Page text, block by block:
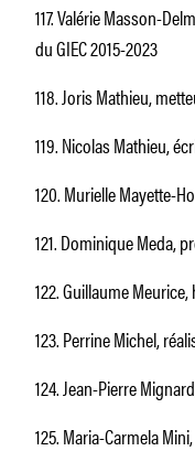
117. Valérie Masson-
du GIEC 2015-2023
118. Joris Mathieu,
119. Nicolas Mathieu,
120. Murielle Mayette-
121. Dominique Meda,
122. Guillaume
123. Perrine Michel,
124. Jean-Pierre
125. Maria-Carmela